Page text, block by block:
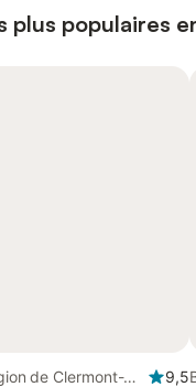
plus populaires
de Clermont-
9,5